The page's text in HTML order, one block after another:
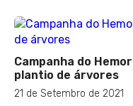
Campanha do
plantio de árvores
21 de Setembro de 2021